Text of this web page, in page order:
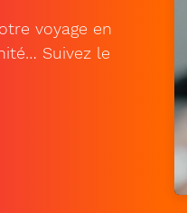
voyage en
Suivez le